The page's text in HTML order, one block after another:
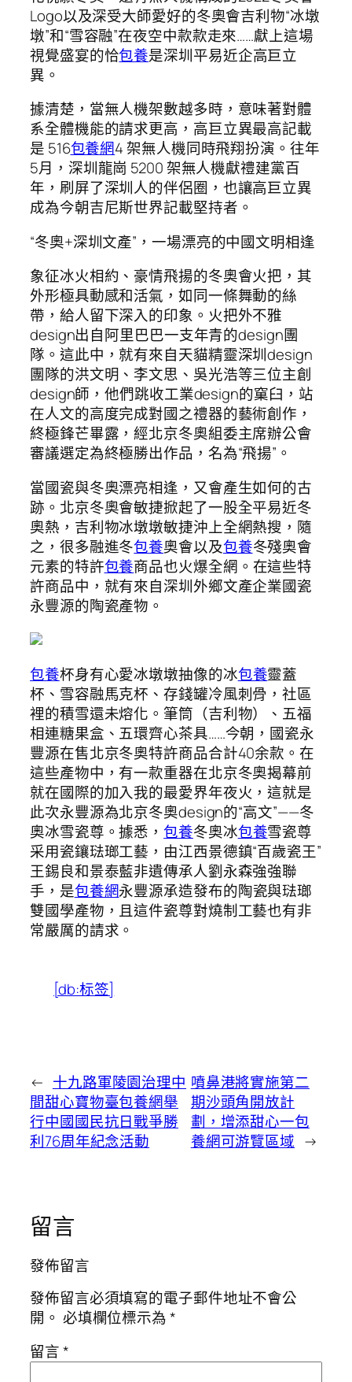
Logo以及深受大師愛好的冬奧會吉利物“冰墩
墩”和“雪容融”在夜空中款款走來……獻上這場
視覺盛宴的恰包養是深圳平易近企高巨立
異。
據清楚，當無人機架數越多時，意味著對體
系全體機能的請求更高，高巨立異最高記載
是 516包養網4 架無人機同時飛翔扮演。往年
5月，深圳龍崗 5200 架無人機獻禮建黨百
年，刷屏了深圳人的伴侶圈，也讓高巨立異
成為今朝吉尼斯世界記載堅持者。
“冬奧+深圳文產”，一場漂亮的中國文明相逢
象征冰火相約、豪情飛揚的冬奧會火把，其
外形極具動感和活氣，如同一條舞動的絲
帶，給人留下深入的印象。火把外不雅
design出自阿里巴巴一支年青的design團
隊。這此中，就有來自天貓精靈深圳design
團隊的洪文明、李文思、吳光浩等三位主創
design師，他們跳收工業design的窠臼，站
在人文的高度完成對國之禮器的藝術創作，
終極鋒芒畢露，經北京冬奧組委主席辦公會
審議選定為終極勝出作品，名為“飛揚”。
當國瓷與冬奧漂亮相逢，又會產生如何的古
跡。北京冬奧會敏捷掀起了一股全平易近冬
奧熱，吉利物冰墩墩敏捷沖上全網熱搜，隨
之，很多融進冬包養奧會以及包養冬殘奧會
元素的特許包養商品也火爆全網。在這些特
許商品中，就有來自深圳外鄉文產企業國瓷
永豐源的陶瓷產物。
包養杯身有心愛冰墩墩抽像的冰包養靈蓋
杯、雪容融馬克杯、存錢罐冷風刺骨，社區
裡的積雪還未熔化。筆筒（吉利物）、五福
相連糖果盒、五環齊心茶具……今朝，國瓷永
豐源在售北京冬奧特許商品合計40余款。在
這些產物中，有一款重器在北京冬奧揭幕前
就在國際的加入我的最愛界年夜火，這就是
此次永豐源為北京冬奧design的“高文”——冬
奧冰雪瓷尊。據悉，包養冬奧冰包養雪瓷尊
采用瓷鑲琺瑯工藝，由江西景德鎮“百歲瓷王”
王錫良和景泰藍非遺傳承人劉永森強強聯
手，是包養網永豐源承造發布的陶瓷與琺瑯
雙國學產物，且這件瓷尊對燒制工藝也有非
常嚴厲的請求。
[db:标签]
← 十九路軍陵園治理中
間甜心寶物臺包養網舉
行中國國民抗日戰爭勝
利76周年紀念活動
噴鼻港將實施第二
期沙頭角開放計
劃，增添甜心一包
養網可游覽區域 →
留言
發佈留言
發佈留言必須填寫的電子郵件地址不會公
開。 必填欄位標示為*
留言*